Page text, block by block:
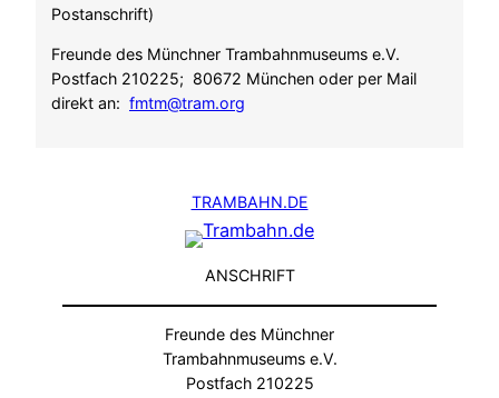
Postanschrift)
Freunde des Münchner Trambahnmuseums e.V.
Postfach 210225; 80672 München oder per Mail
direkt an: fmtm@tram.org
TRAMBAHN.DE
ANSCHRIFT
Freunde des Münchner
Trambahnmuseums e.V.
Postfach 210225